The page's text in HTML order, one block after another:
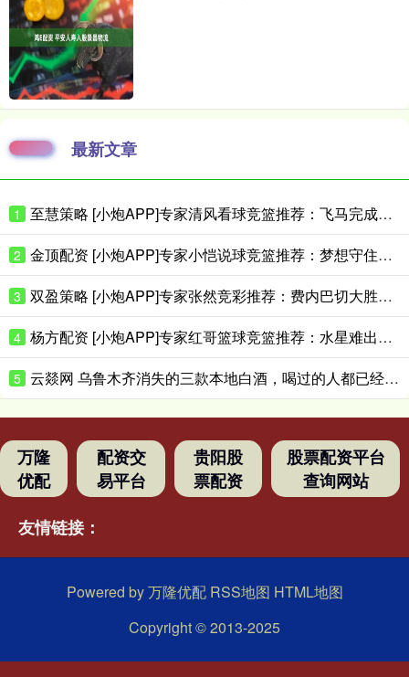
最新文章
1 至慧策略 [小炮APP]专家清风看球竞篮推荐：飞马完成复仇
2 金顶配资 [小炮APP]专家小恺说球竞篮推荐：梦想守住主场
3 双盈策略 [小炮APP]专家张然竞彩推荐：费内巴切大胜对手
4 杨方配资 [小炮APP]专家红哥篮球竞篮推荐：水星难出大分
5 云燚网 乌鲁木齐消失的三款本地白酒，喝过的人都已经是当爷爷的人了吧？
万隆
优配
配资交
易平台
贵阳股
票配资
股票配资平台
查询网站
友情链接：
Powered by万隆优配 RSS地图 HTML地图
Copyright© 2013-2025